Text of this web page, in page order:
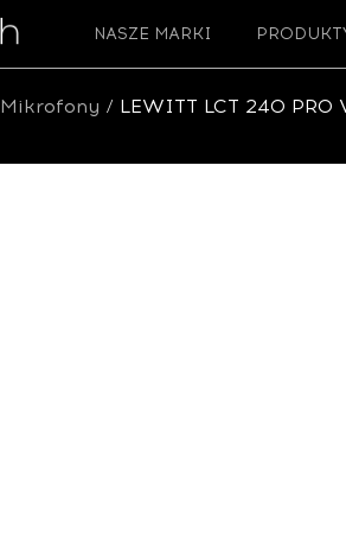
NASZE MARKI
Mikrofony / LEWITT LCT 240 PRO